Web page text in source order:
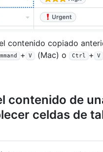
contenido copiado
+ V (Mac) o Ctrl + V
contenido de
celdas de